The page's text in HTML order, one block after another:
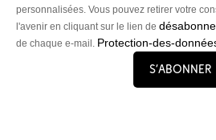
personnalisées. Vous pouvez retirer votre
l'avenir en cliquant sur le lien de
de chaque e-mail. Protection-des-
S’abonner